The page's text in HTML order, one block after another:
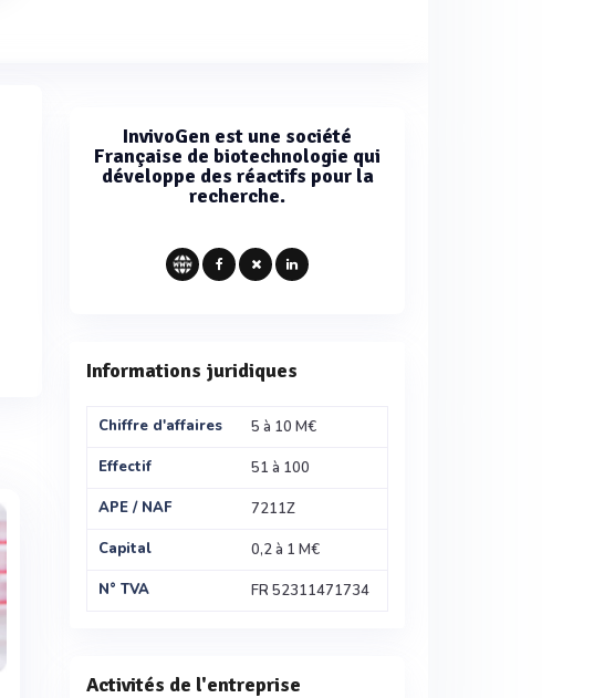
InvivoGen est une société
Française de biotechnologie qui
développe des réactifs pour la
recherche.
Informations juridiques
Chiffre d'affaires
5 à 10 M€
Effectif
51 à 100
APE / NAF
7211Z
Capital
0,2 à 1 M€
N° TVA
FR 52311471734
Activités de l'entreprise